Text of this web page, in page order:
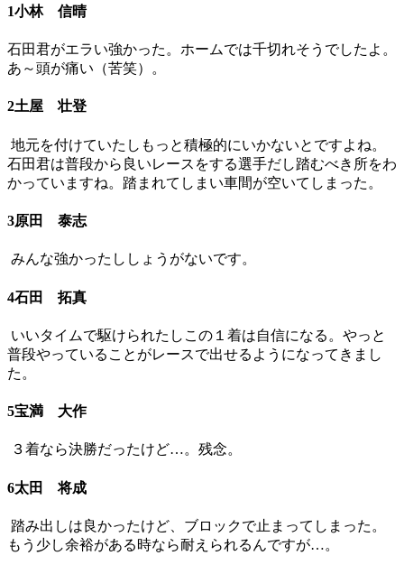
1小林 信晴
石田君がエラい強かった。ホームでは千切れそうでしたよ。
あ～頭が痛い（苦笑）。
2土屋 壮登
地元を付けていたしもっと積極的にいかないとですよね。
石田君は普段から良いレースをする選手だし踏むべき所をわ
かっていますね。踏まれてしまい車間が空いてしまった。
3原田 泰志
みんな強かったししょうがないです。
4石田 拓真
いいタイムで駆けられたしこの１着は自信になる。やっと
普段やっていることがレースで出せるようになってきまし
た。
5宝満 大作
３着なら決勝だったけど…。残念。
6太田 将成
踏み出しは良かったけど、ブロックで止まってしまった。
もう少し余裕がある時なら耐えられるんですが…。